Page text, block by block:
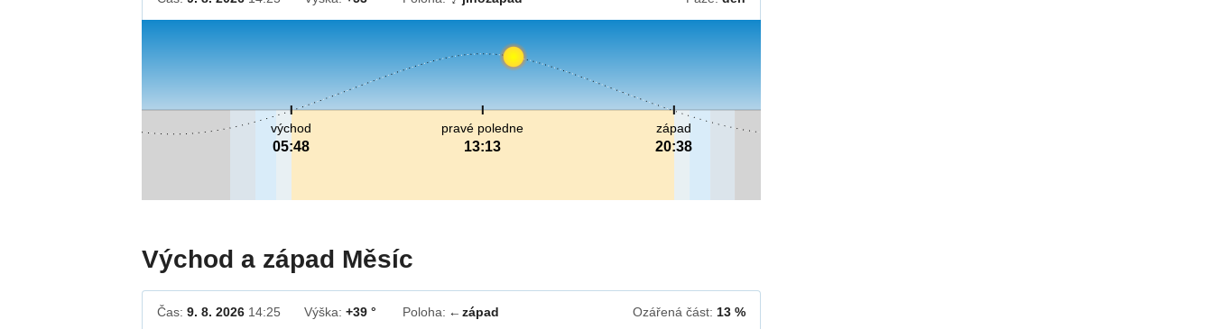
pravé poledne
13:13
východ
05:48
západ
20:38
Východ a západ Měsíc
Čas:9. 8. 2026 14:25 Výška:+39 ° Poloha: ↓ západ Ozářená část: 13 %